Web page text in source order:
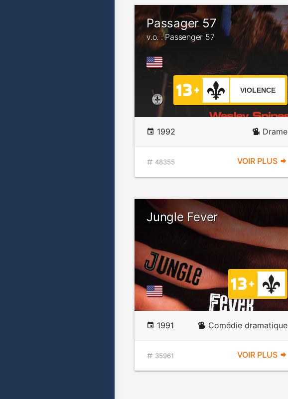
Passager 57
v.o. : Passenger 57
VIOLENCE
1992 Drame
48355 VOIR PLUS
Jungle Fever
1991 Comédie dramatique
35961 VOIR PLUS